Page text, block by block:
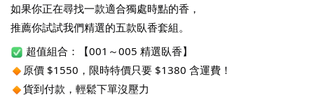
如果你正在尋找一款適合獨處時點的香，
推薦你試試我們精選的五款臥香套組。
超值組合：【001～005 精選臥香】
原價 $1550，限時特價只要 $1380 含運費！
貨到付款，輕鬆下單沒壓力